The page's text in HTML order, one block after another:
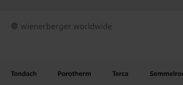
wienerberger worldwide